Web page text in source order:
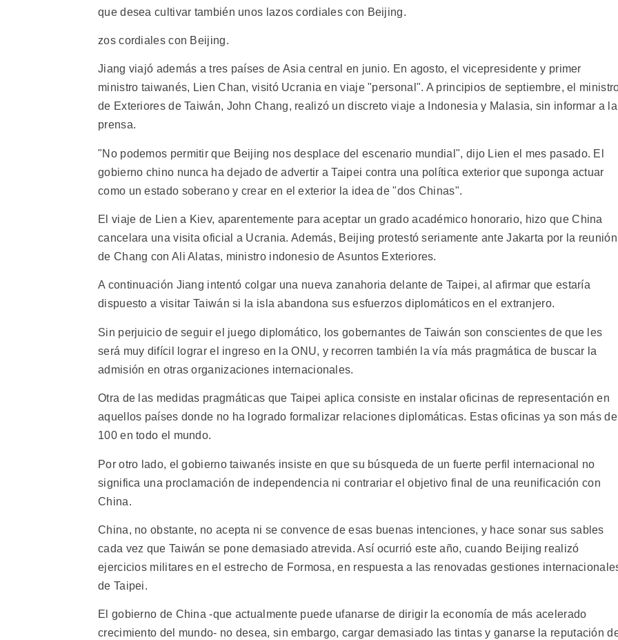
que desea cultivar también unos lazos cordiales con Beijing.
zos cordiales con Beijing.
Jiang viajó además a tres países de Asia central en junio. En agosto, el vicepresidente y primer
ministro taiwanés, Lien Chan, visitó Ucrania en viaje "personal". A principios de septiembre, el
de Exteriores de Taiwán, John Chang, realizó un discreto viaje a Indonesia y Malasia, sin informar a la
prensa.
"No podemos permitir que Beijing nos desplace del escenario mundial", dijo Lien el mes pasado. El
gobierno chino nunca ha dejado de advertir a Taipei contra una política exterior que suponga actuar
como un estado soberano y crear en el exterior la idea de "dos Chinas".
El viaje de Lien a Kiev, aparentemente para aceptar un grado académico honorario, hizo que China
cancelara una visita oficial a Ucrania. Además, Beijing protestó seriamente ante Jakarta por la reunión
de Chang con Ali Alatas, ministro indonesio de Asuntos Exteriores.
A continuación Jiang intentó colgar una nueva zanahoria delante de Taipei, al afirmar que estaría
dispuesto a visitar Taiwán si la isla abandona sus esfuerzos diplomáticos en el extranjero.
Sin perjuicio de seguir el juego diplomático, los gobernantes de Taiwán son conscientes de que les
será muy difícil lograr el ingreso en la ONU, y recorren también la vía más pragmática de buscar la
admisión en otras organizaciones internacionales.
Otra de las medidas pragmáticas que Taipei aplica consiste en instalar oficinas de representación en
aquellos países donde no ha logrado formalizar relaciones diplomáticas. Estas oficinas ya son más de
100 en todo el mundo.
Por otro lado, el gobierno taiwanés insiste en que su búsqueda de un fuerte perfil internacional no
significa una proclamación de independencia ni contrariar el objetivo final de una reunificación con
China.
China, no obstante, no acepta ni se convence de esas buenas intenciones, y hace sonar sus sables
cada vez que Taiwán se pone demasiado atrevida. Así ocurrió este año, cuando Beijing realizó
ejercicios militares en el estrecho de Formosa, en respuesta a las renovadas gestiones
de Taipei.
El gobierno de China -que actualmente puede ufanarse de dirigir la economía de más acelerado
crecimiento del mundo- no desea, sin embargo, cargar demasiado las tintas y ganarse la reputación